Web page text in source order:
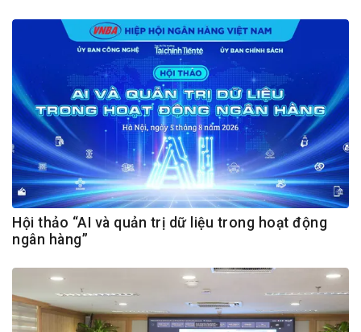
Hội thảo “AI và quản trị dữ liệu trong hoạt động
ngân hàng”